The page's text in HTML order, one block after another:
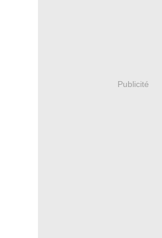
Publicité